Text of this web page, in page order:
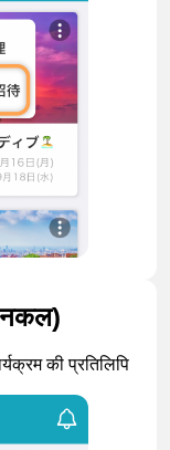
(नकल)
की प्रतिलिपि